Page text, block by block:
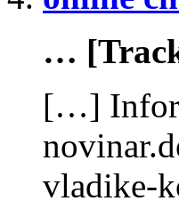
…
[…]
vladike-